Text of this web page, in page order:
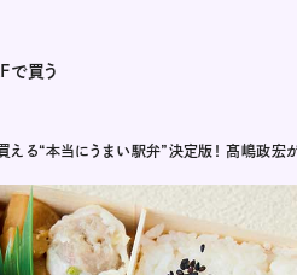
で買う